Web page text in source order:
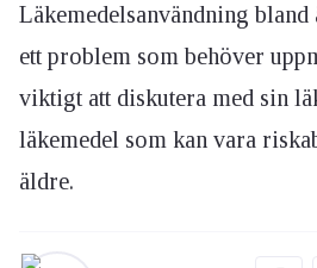
Läkemedelsanvändning
ett problem som behöver
viktigt att diskutera med sin
läkemedel som kan vara
äldre.